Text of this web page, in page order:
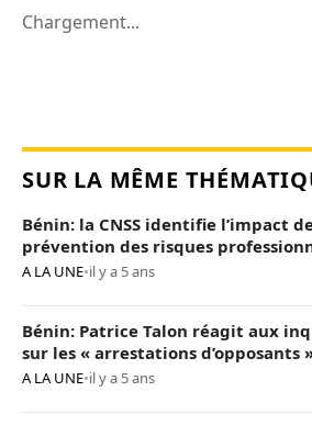
Chargement...
SUR LA MÊME
Bénin: la CNSS identifie l’impact
prévention des risques
A LA UNE•il y a 5 ans
Bénin: Patrice Talon réagit aux
sur les « arrestations d’opposants
A LA UNE•il y a 5 ans